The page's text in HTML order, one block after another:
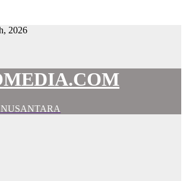
2026